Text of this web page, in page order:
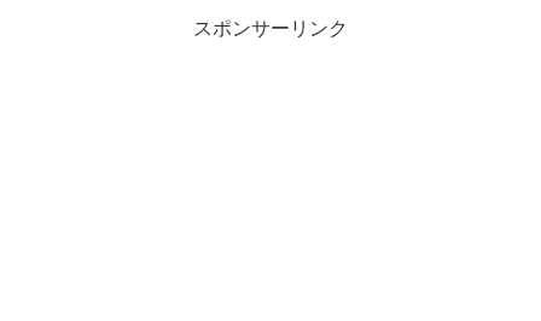
スポンサーリンク